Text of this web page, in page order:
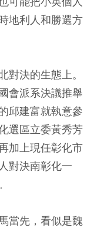
地利人和勝選方
對決的生態上。
會派系決議推舉
邱建富就執意參
選區立委黃秀芳
加上現任彰化市
對決南彰化一
當先，看似是魏